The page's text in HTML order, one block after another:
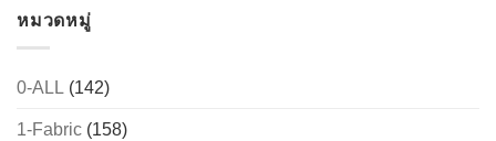
หมวดหมู่
0-ALL (142)
1-Fabric (158)